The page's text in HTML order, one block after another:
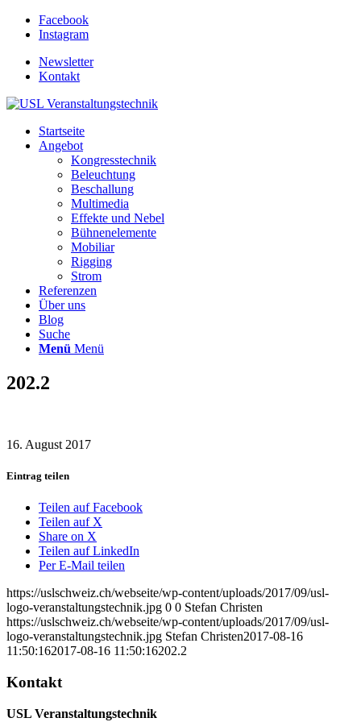
Facebook
Instagram
Newsletter
Kontakt
Startseite
Angebot
Kongresstechnik
Beleuchtung
Beschallung
Multimedia
Effekte und Nebel
Bühnenelemente
Mobiliar
Rigging
Strom
Referenzen
Über uns
Blog
Suche
Menü Menü
202.2
16. August 2017
Eintrag teilen
Teilen auf Facebook
Teilen auf X
Share on X
Teilen auf LinkedIn
Per E-Mail teilen
https://uslschweiz.ch/webseite/wp-content/uploads/2017/09/usl-
logo-veranstaltungstechnik.jpg 0 0 Stefan Christen
https://uslschweiz.ch/webseite/wp-content/uploads/2017/09/usl-
logo-veranstaltungstechnik.jpg Stefan Christen2017-08-16
11:50:162017-08-16 11:50:16202.2
Kontakt
USL Veranstaltungstechnik